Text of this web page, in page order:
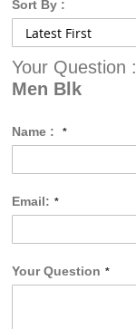
Sort By :
Your Question :
Men Blk
Name :
Email:
Your Question